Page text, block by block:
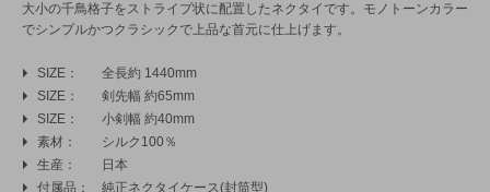
大小の千鳥格子をストライプ状に配置したネクタイです。モノトーンカラー
でシンプルかつクラシックで上品な首元に仕上げます。
SIZE
全長約 1440mm
SIZE
剣先幅 約65mm
SIZE
小剣幅 約40mm
素材
シルク100％
生産
日本
付属品
純正ネクタイケース(封筒型)